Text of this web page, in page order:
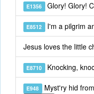
E1356 Glory! Glory!
E8512 I'm a pilgrim
Jesus loves the little
E8710 Knocking,
E948 Myst'ry hid